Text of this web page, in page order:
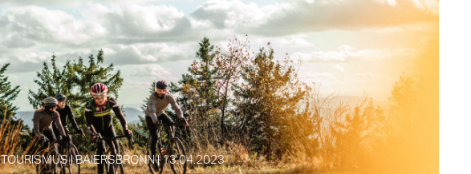
TOURISMUS | BAIERSBRONN | 13.04.2023